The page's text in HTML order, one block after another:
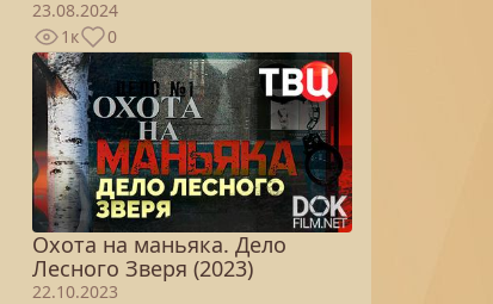
23.08.2024
1к
0
Охота на маньяка. Дело
Лесного Зверя (2023)
22.10.2023